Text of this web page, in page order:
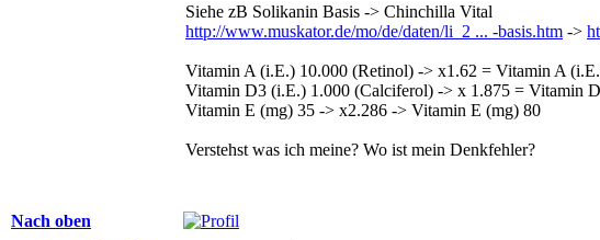
Siehe zB Solikanin Basis -> Chinchilla Vital
http://www.muskator.de/mo/de/daten/li_2 ... -basis.htm ->
Vitamin A (i.E.) 10.000 (Retinol) -> x1.62 = Vitamin A
Vitamin D3 (i.E.) 1.000 (Calciferol) -> x 1.875 = Vitamin
Vitamin E (mg) 35 -> x2.286 -> Vitamin E (mg) 80
Verstehst was ich meine? Wo ist mein Denkfehler?
Nach oben